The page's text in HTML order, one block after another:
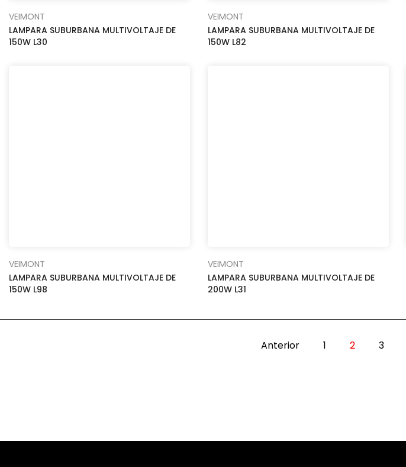
VEIMONT
LAMPARA SUBURBANA MULTIVOLTAJE DE
150W L30
VEIMONT
LAMPARA SUBURBANA MULTIVOLTAJE DE
150W L82
VEIMONT
LAMPARA SUBURBANA MULTIVOLTAJE DE
150W L98
VEIMONT
LAMPARA SUBURBANA MULTIVOLTAJE DE
200W L31
Anterior 1 2 3